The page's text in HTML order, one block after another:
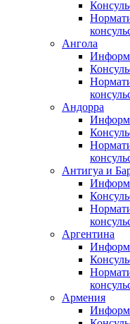
Ангола
Андорра
Антигуа и
Аргентина
Армения